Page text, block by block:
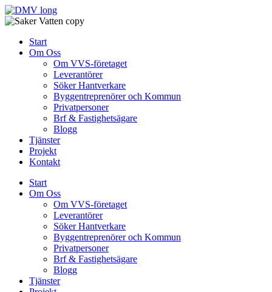
Skip
to
Start
Om Oss
Om VVS-företaget
Leverantörer
Söker Hantverkare
Byggentreprenörer och Kommun
Privatpersoner
Brf & Fastighetsägare
Blogg
Tjänster
Projekt
Kontakt
Start
Om Oss
Om VVS-företaget
Leverantörer
Söker Hantverkare
Byggentreprenörer och Kommun
Privatpersoner
Brf & Fastighetsägare
Blogg
Tjänster